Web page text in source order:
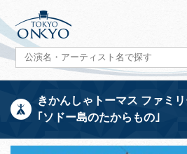
きかんしゃトーマス ファミ
｢ソドー島のたからもの｣